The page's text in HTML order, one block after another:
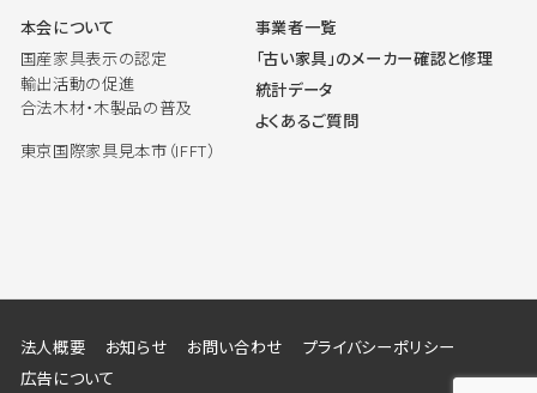
本会について
国産家具表示の認定
輸出活動の促進
合法木材・木製品の普及
東京国際家具見本市（IFFT）
事業者一覧
「古い家具」のメーカー確認と修理
統計データ
よくあるご質問
法人概要 お知らせ お問い合わせ
プライバシーポリシー
広告について